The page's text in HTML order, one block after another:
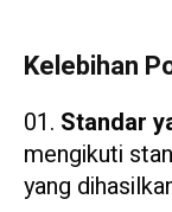
Kelebihan
Standar
mengikuti
yang